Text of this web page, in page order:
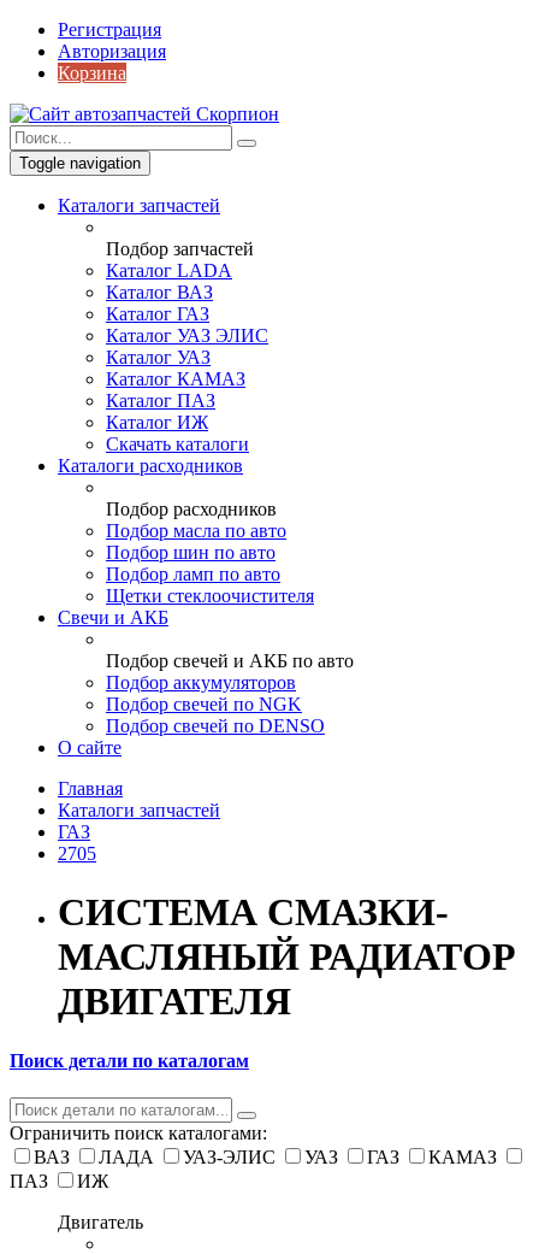
Регистрация
Авторизация
Корзина
Toggle navigation
Каталоги запчастей
Подбор запчастей
Каталог LADA
Каталог ВАЗ
Каталог ГАЗ
Каталог УАЗ ЭЛИС
Каталог УАЗ
Каталог КАМАЗ
Каталог ПАЗ
Каталог ИЖ
Скачать каталоги
Каталоги расходников
Подбор расходников
Подбор масла по авто
Подбор шин по авто
Подбор ламп по авто
Щетки стеклоочистителя
Свечи и АКБ
Подбор свечей и АКБ по авто
Подбор аккумуляторов
Подбор свечей по NGK
Подбор свечей по DENSO
О сайте
Главная
Каталоги запчастей
ГАЗ
2705
СИСТЕМА СМАЗКИ-
МАСЛЯНЫЙ РАДИАТОР
ДВИГАТЕЛЯ
Поиск детали по каталогам
Ограничить поиск каталогами:
ВАЗ
ЛАДА УАЗ-ЭЛИС УАЗ ГАЗ
КАМАЗ
ПАЗ
ИЖ
Двигатель